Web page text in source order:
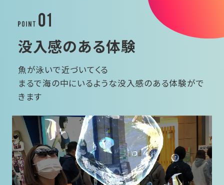
没入感のある体験
魚が泳いで近づいてくる
まるで海の中にいるような没入感のある体験がで
きます